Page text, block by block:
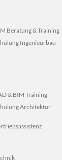
Beratung & Training
Ingenieurbau
& BIM Training
Architektur